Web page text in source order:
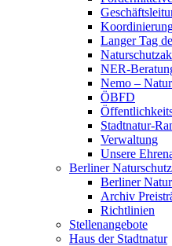
Langer Tag
NER-
Nemo –
ÖBFD
Stadtnatur-
Verwaltung
Unsere
Berliner
Berliner
Archiv
Richtlinien
Stellenangebote
Haus der Stadtnatur